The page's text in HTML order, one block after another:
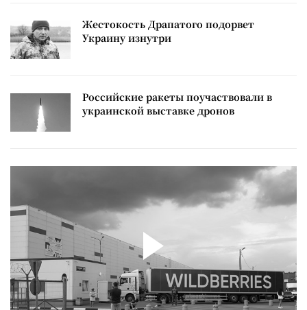
Жестокость Драпатого подорвет
Украину изнутри
Российские ракеты поучаствовали в
украинской выставке дронов